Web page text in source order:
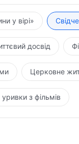
у вірі»
досвід
Церковне
уривки з фільмів